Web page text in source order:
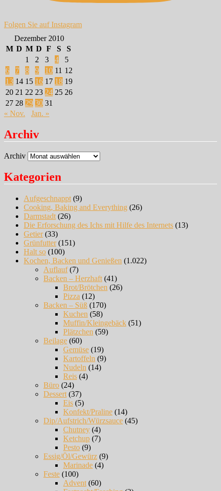
Folgen Sie auf Instagram
Dezember 2010
M D M D F S
S
1
2 3 4
5
6
7 8 9 10 11 12
13 14 15 16 17 18 19
20 21 22 23 24 25 26
27 28 29 30 31
« Nov.
Jan. »
Archiv
Archiv
Kategorien
Aufgeschnappt (9)
Cooking, Baking and Everything (26)
Darmstadt (26)
Die Erforschung des Ichs mit Hilfe des Internets (13)
Getier(33)
Grünfutter(151)
Halt so (100)
Kochen, Backen und Genießen (1.022)
Auflauf(7)
Backen – Herzhaft (41)
Brot/Brötchen (26)
Pizza (12)
Backen – Süß (170)
Kuchen (58)
Muffin/Kleingebäck (51)
Plätzchen (59)
Beilage (60)
Gemüse (19)
Kartoffeln (9)
Nudeln (14)
Reis (4)
Büro (24)
Dessert (37)
Eis (5)
Konfekt/Praline (14)
Dip/Aufstrich/Würzsauce (45)
Chutney (4)
Ketchup (7)
Pesto (9)
Essig/Öl/Gewürz (9)
Marinade (4)
Feste (100)
Advent (60)